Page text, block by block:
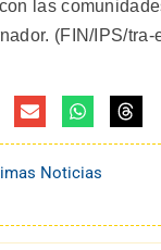
las
(FIN/IPS/tra-
Noticias